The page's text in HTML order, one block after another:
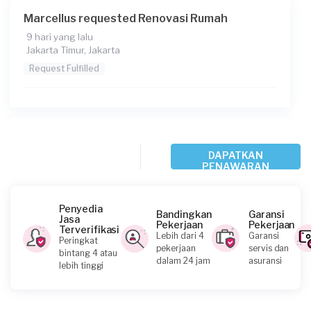
Marcellus requested Renovasi Rumah
9 hari yang lalu
Jakarta Timur, Jakarta
Request Fulfilled
Rp1.000.001 - Rp2.500.000
Dian requested Renovasi Rumah
DAPATKAN
PENAWARAN
Penyedia
Jasa
Terverifikasi
Peringkat
bintang 4 atau
lebih tinggi
Bandingkan
Pekerjaan
Lebih dari 4
pekerjaan
dalam 24 jam
Garansi
Pekerjaan
Garansi
servis dan
asuransi